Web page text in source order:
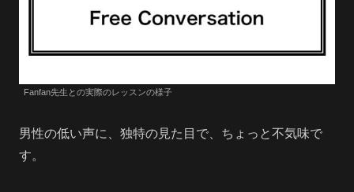
Fanfan先生との実際のレッスンの様子
男性の低い声に、独特の見た目で、ちょっと不気味で
す。